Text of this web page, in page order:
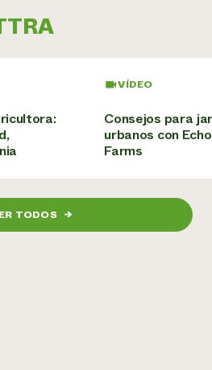
un
directa de
1-800-346-
VÍDEO
Consejos para
urbanos con
Farms
TODOS →